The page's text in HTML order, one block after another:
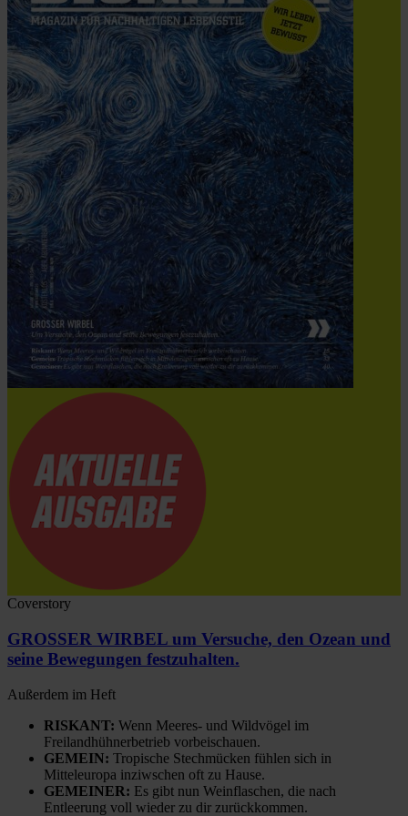
Coverstory
GROSSER WIRBEL um Versuche, den Ozean und
seine Bewegungen festzuhalten.
Außerdem im Heft
RISKANT: Wenn Meeres- und Wildvögel im
Freilandhühnerbetrieb vorbeischauen.
GEMEIN: Tropische Stechmücken fühlen sich in
Mitteleuropa inziwschen oft zu Hause.
GEMEINER: Es gibt nun Weinflaschen, die nach
Entleerung voll wieder zu dir zurückkommen.